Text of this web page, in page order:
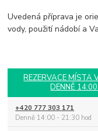
Uvedená příprava je
vody, použití nádobí a
REZERVACE MÍSTA
DENNĚ
+420 777 303 171
Denně 14:00 - 21:30 hod